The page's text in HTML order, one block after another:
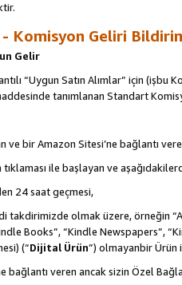
- Komisyon Geliri
Gelir
“Uygun Satın Alımlar” için
tanımlanan Standart
bir Amazon Sitesi’ne bağlantı
tıklaması ile başlayan ve
24 saat geçmesi,
olmak üzere, örneğin
Books”, “Kindle Newspapers”,
(“Dijital Ürün”) olmayanbir Ürün
bağlantı veren ancak sizin Özel